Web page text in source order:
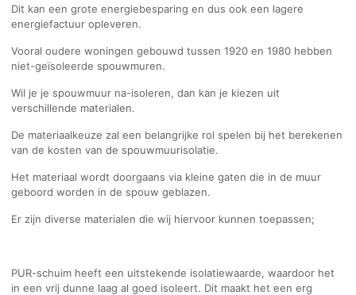
Dit kan een grote energiebesparing en dus ook een lagere
energiefactuur opleveren.
Vooral oudere woningen gebouwd tussen 1920 en 1980 hebben
niet-geïsoleerde spouwmuren.
Wil je je spouwmuur na-isoleren, dan kan je kiezen uit
verschillende materialen.
De materiaalkeuze zal een belangrijke rol spelen bij het berekenen
van de kosten van de spouwmuurisolatie.
Het materiaal wordt doorgaans via kleine gaten die in de muur
geboord worden in de spouw geblazen.
Er zijn diverse materialen die wij hiervoor kunnen toepassen;
PUR-schuim heeft een uitstekende isolatiewaarde, waardoor het
in een vrij dunne laag al goed isoleert. Dit maakt het een erg